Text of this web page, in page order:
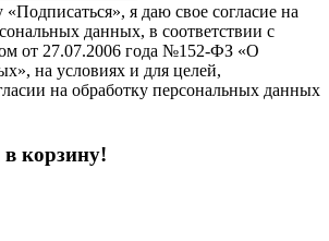
я даю свое согласие на
данных, в соответствии с
от 27.07.2006 года №152-ФЗ «О
на условиях и для целей,
на обработку персональных данных
корзину!